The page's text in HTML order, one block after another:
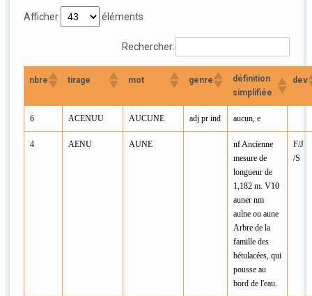
Afficher éléments
Rechercher:
nbre tirage mot genre
définition
simplifiée
dev
6 ACENUU AUCUNE adj pr ind aucun, e
4 AENU AUNE
nf Ancienne
mesure de
longueur de
1,182 m. V10
auner nm
aulne ou aune
Arbre de la
famille des
bétulacées, qui
pousse au
bord de l'eau.
F/J
/S